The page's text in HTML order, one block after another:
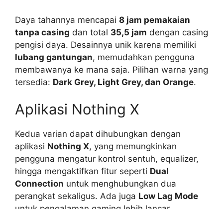
Daya tahannya mencapai 8 jam pemakaian
tanpa casing dan total 35,5 jam dengan casing
pengisi daya. Desainnya unik karena memiliki
lubang gantungan, memudahkan pengguna
membawanya ke mana saja. Pilihan warna yang
tersedia: Dark Grey, Light Grey, dan Orange.
Aplikasi Nothing X
Kedua varian dapat dihubungkan dengan
aplikasi Nothing X, yang memungkinkan
pengguna mengatur kontrol sentuh, equalizer,
hingga mengaktifkan fitur seperti Dual
Connection untuk menghubungkan dua
perangkat sekaligus. Ada juga Low Lag Mode